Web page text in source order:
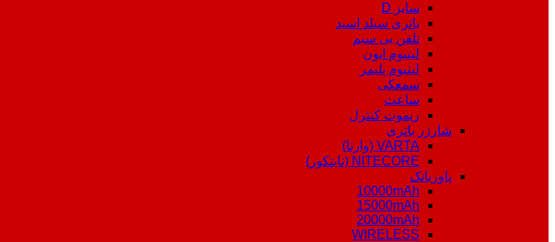
سایز D
باتری سیلد اسید
تلفن بی سیم
لیتیوم ایون
لیتیوم پلیمر
سمعکی
ساعت
ریموت کنترل
شارژر باتری
VARTA (وارتا)
NITECORE (نایتکور)
پاوربانک
10000mAh
15000mAh
20000mAh
WIRELESS